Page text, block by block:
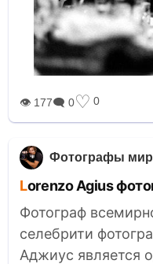
👁 177🗨 0♡ 0
Фотографы
Lorenzo Agius
Фотограф
селебрити
Аджиус является